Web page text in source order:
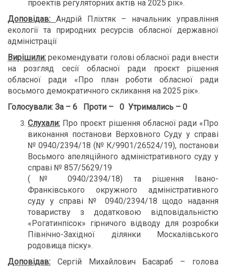
проектів регуляторних актів на 2025 рік».
Доповідав: Андрій Пліхтяк – начальник управління
екології та природних ресурсів обласної державної
адміністрації
Вирішили: рекомендувати голові обласної ради внести
на розгляд сесії обласної ради проєкт рішення
обласної ради «Про план роботи обласної ради
восьмого демократичного скликання на 2025 рік».
Голосували: За – 6 Проти – 0 Утримались – 0
Слухали: Про проєкт рішення обласної ради «Про
виконання постанови Верховного Суду у справі
№ 0940/2394/18 (№ К/9901/26524/19), постанови
Восьмого апеляційного адміністративного суду у
справі № 857/5629/19
(№ 0940/2394/18) та рішення Івано-
Франківського окружного адміністративного
суду у справі № 0940/2394/18 щодо надання
товариству з додатковою відповідальністю
«Рогатинпісок» гірничого відводу для розробки
Північно-Західної ділянки Москалівського
родовища піску».
Доповідав: Сергій Михайлович Басараб – голова